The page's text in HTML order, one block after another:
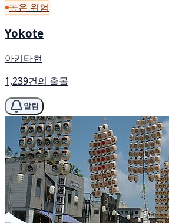
높은 위험
Yokote
아키타현
1,239건의 출몰
알림